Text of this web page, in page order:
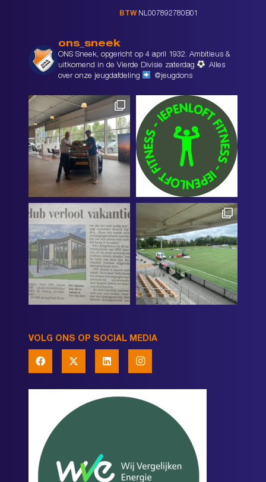
BTW NL007892780B01
ons_sneek
ONS Sneek, opgericht op 4 april 1932. Ambitieus &
uitkomend in de Vierde Divisie zaterdag
Alles
over onze jeugdafdeling
@jeugdons
VOLG ONS OP SOCIAL MEDIA